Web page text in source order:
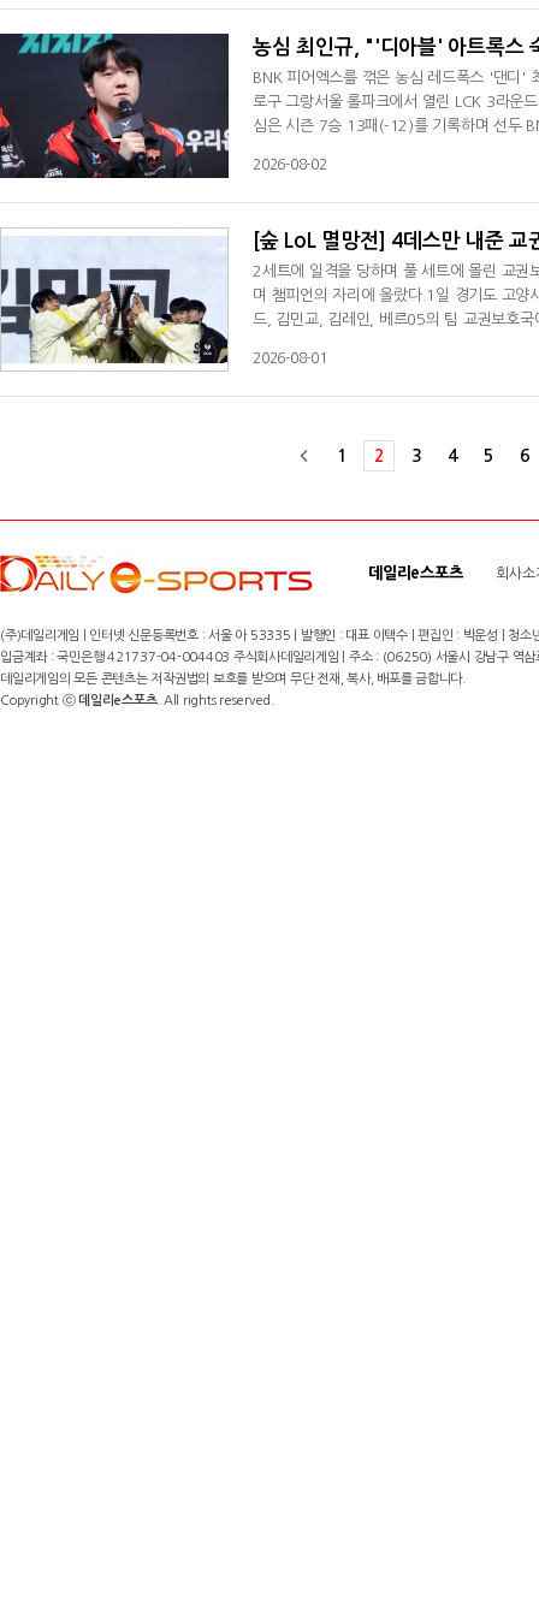
농심 최인규, "'디아블' 아트록스
BNK 피어엑스를 꺾은 농심 레드폭스 '댄디'
로구 그랑서울 롤파크에서 열린 LCK 3라운
심은 시즌 7승 13패(-12)를 기록하며 선두
했었고 이번에 좋은 기회가 온 거 같아서 선
2026-08-02
[숲 LoL 멸망전] 4데스만 내준 교
2세트에 일격을 당하며 풀 세트에 몰린 교권
며 챔피언의 자리에 올랐다.1일 경기도 고
드, 김민교, 김레인, 베르05의 팀 교권보호
역 교전서 코르키를 잡으며 따라 붙었다. 고
2026-08-01
1 2 3 4 5 6
데일리e스포츠 회사소
(주)데일리게임 | 인터넷 신문등록번호 : 서울 아 53335 | 발행인 : 대표 이택수 | 편집인 : 박운성 |
입금계좌 : 국민은행 421737-04-004403 주식회사데일리게임 | 주소 : (06250) 서울시 강남구
데일리게임의 모든 콘텐츠는 저작권법의 보호를 받으며 무단 전재, 복사, 배포를 금합니다.
Copyright ⓒ데일리e스포츠. All rights reserved.